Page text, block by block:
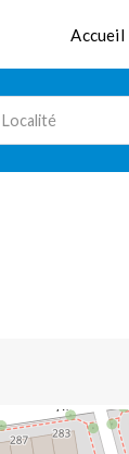
Accueil
Localité